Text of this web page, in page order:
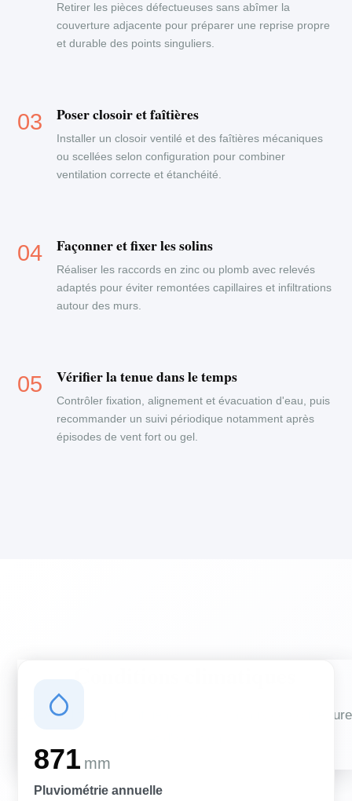
Retirer les pièces défectueuses sans abîmer la
couverture adjacente pour préparer une reprise propre
et durable des points singuliers.
Poser closoir et faîtières
Installer un closoir ventilé et des faîtières mécaniques
ou scellées selon configuration pour combiner
ventilation correcte et étanchéité.
Façonner et fixer les solins
Réaliser les raccords en zinc ou plomb avec relevés
adaptés pour éviter remontées capillaires et infiltrations
autour des murs.
Vérifier la tenue dans le temps
Contrôler fixation, alignement et évacuation d'eau, puis
recommander un suivi périodique notamment après
épisodes de vent fort ou gel.
Des conditions qui influencent vos travaux de couverture
871 mm
Pluviométrie annuelle